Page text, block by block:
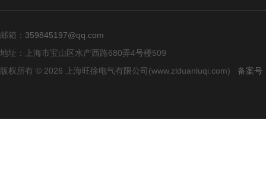
邮箱： 359845197@qq.com
地址：上海市宝山区水产西路680弄4号楼509
版权所有 © 2026 上海旺徐电气有限公司(www.zlduanluqi.com) 备案号